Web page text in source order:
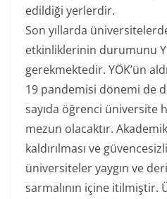
edildiği yerlerdir.
Son yıllarda
etkinliklerinin durumunu
gerekmektedir. YÖK’ün
19 pandemisi dönemi de
sayıda öğrenci üniversite
mezun olacaktır.
kaldırılması ve
üniversiteler yaygın ve
sarmalının içine itilmiştir.